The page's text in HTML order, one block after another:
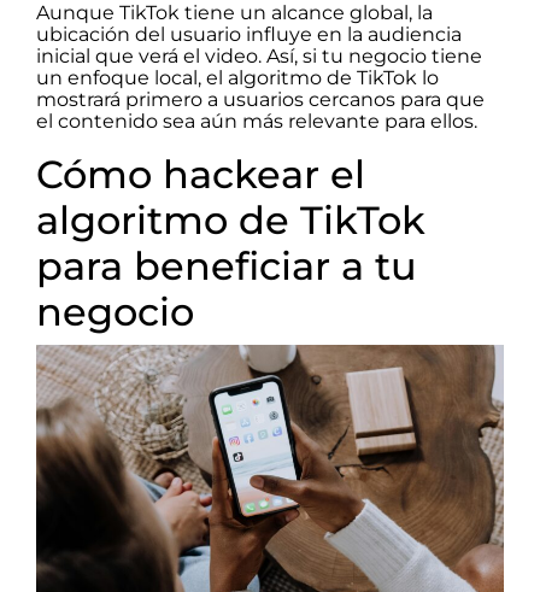
Aunque TikTok tiene un alcance global, la
ubicación del usuario influye en la audiencia
inicial que verá el video. Así, si tu negocio tiene
un enfoque local, el algoritmo de TikTok lo
mostrará primero a usuarios cercanos para que
el contenido sea aún más relevante para ellos.
Cómo hackear el
algoritmo de TikTok
para beneficiar a tu
negocio